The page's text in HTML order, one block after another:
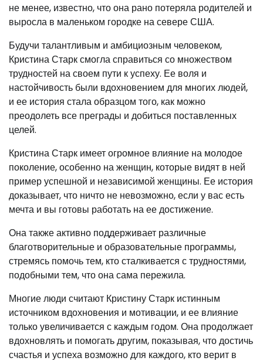
не менее, известно, что она рано потеряла родителей и
выросла в маленьком городке на севере США.
Будучи талантливым и амбициозным человеком,
Кристина Старк смогла справиться со множеством
трудностей на своем пути к успеху. Ее воля и
настойчивость были вдохновением для многих людей,
и ее история стала образцом того, как можно
преодолеть все преграды и добиться поставленных
целей.
Кристина Старк имеет огромное влияние на молодое
поколение, особенно на женщин, которые видят в ней
пример успешной и независимой женщины. Ее история
доказывает, что ничто не невозможно, если у вас есть
мечта и вы готовы работать на ее достижение.
Она также активно поддерживает различные
благотворительные и образовательные программы,
стремясь помочь тем, кто сталкивается с трудностями,
подобными тем, что она сама пережила.
Многие люди считают Кристину Старк истинным
источником вдохновения и мотивации, и ее влияние
только увеличивается с каждым годом. Она продолжает
вдохновлять и помогать другим, показывая, что достичь
счастья и успеха возможно для каждого, кто верит в